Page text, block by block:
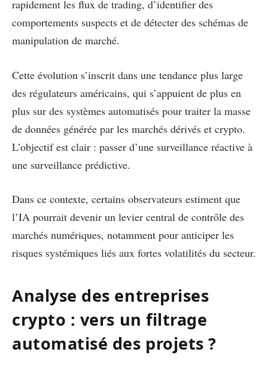
rapidement les flux de trading, d’identifier des
comportements suspects et de détecter des schémas de
manipulation de marché.
Cette évolution s’inscrit dans une tendance plus large
des régulateurs américains, qui s’appuient de plus en
plus sur des systèmes automatisés pour traiter la masse
de données générée par les marchés dérivés et crypto.
L’objectif est clair : passer d’une surveillance réactive à
une surveillance prédictive.
Dans ce contexte, certains observateurs estiment que
l’IA pourrait devenir un levier central de contrôle des
marchés numériques, notamment pour anticiper les
risques systémiques liés aux fortes volatilités du secteur.
Analyse des entreprises
crypto : vers un filtrage
automatisé des projets ?